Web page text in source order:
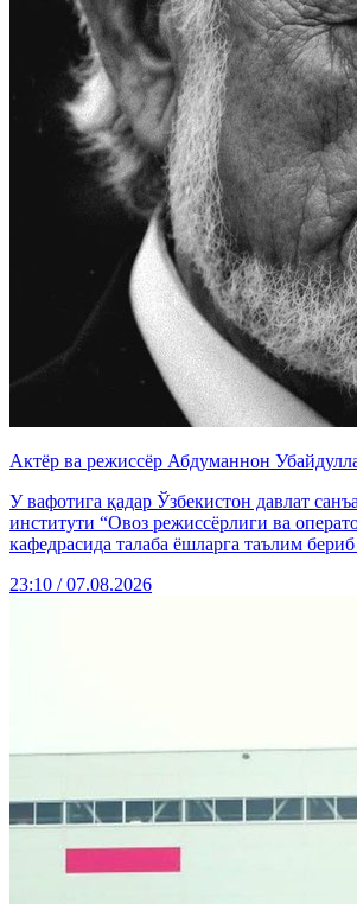
Актёр ва режиссёр Абдуманнон
У вафотига қадар Ўзбекистон давлат
институти “Овоз режиссёрлиги ва
кафедрасида талаба ёшларга таълим
23:10 / 07.08.2026